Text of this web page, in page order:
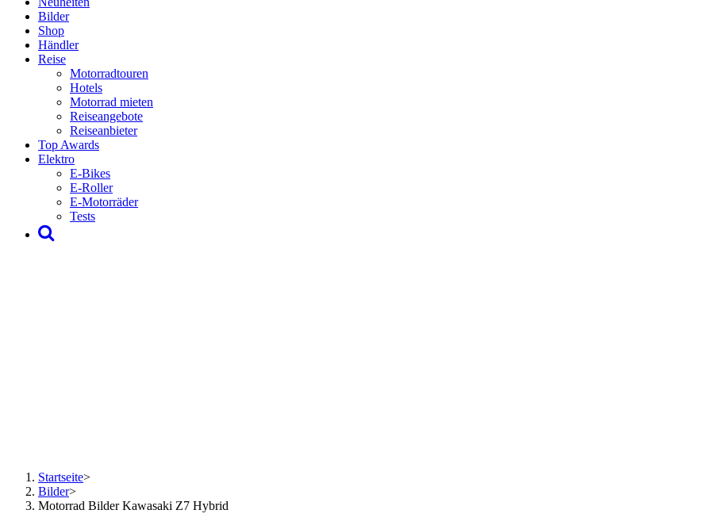
Bilder
Shop
Händler
Reise
Motorradtouren
Hotels
Motorrad mieten
Reiseangebote
Reiseanbieter
Top Awards
Elektro
E-Bikes
E-Roller
E-Motorräder
Tests
Startseite>
Bilder>
Motorrad Bilder Kawasaki Z7 Hybrid